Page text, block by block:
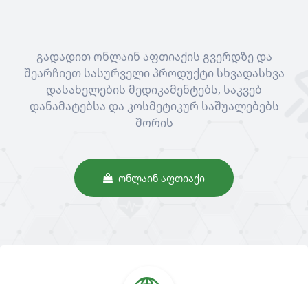
გადადით ონლაინ აფთიაქის გვერდზე და
შეარჩიეთ სასურველი პროდუქტი სხვადასხვა
დასახელების მედიკამენტებს, საკვებ
დანამატებსა და კოსმეტიკურ საშუალებებს
შორის
ᲝᲜᲚᲐᲘᲜ ᲐᲤᲗᲘᲐᲥᲘ